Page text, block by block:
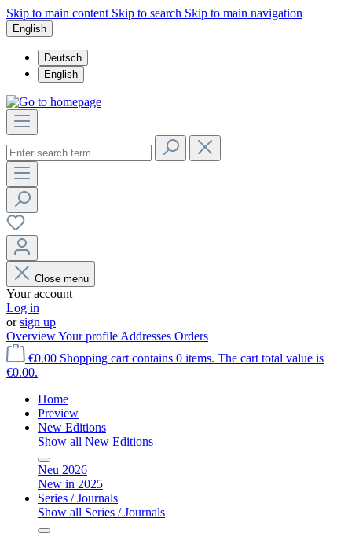
Skip to main content Skip to search Skip to main navigation
English
Deutsch
English
Close menu
Your account
Log in
orsign up
OverviewYour profile Addresses Orders
€0.00 Shopping cart contains 0 items. The cart total value is
€0.00.
Home
Preview
New Editions
Show all New Editions
Neu 2026
New in 2025
Series / Journals
Show all Series / Journals